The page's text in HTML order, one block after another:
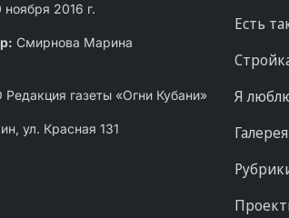
2016 г.
Смирнова Марина
газеты «Огни Кубани»
ул. Красная 131
Есть
Я
Галерея